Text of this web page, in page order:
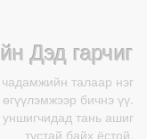
Дэд гарчиг
талаар нэг
бичнэ үү.
тань ашиг
тустай байх ёстой.